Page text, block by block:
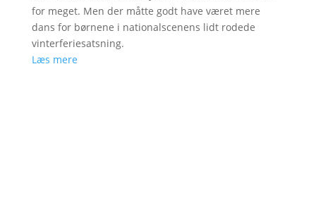
for meget. Men der måtte godt have været mere
dans for børnene i nationalscenens lidt rodede
vinterferiesatsning.
Læs mere